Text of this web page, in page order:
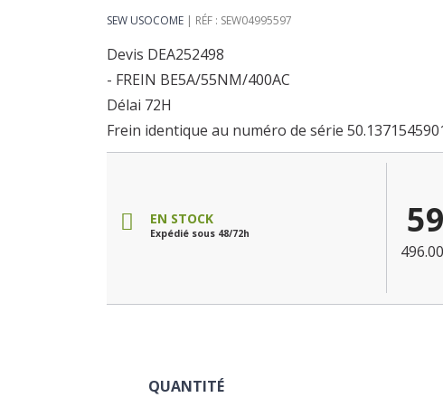
SEW USOCOME RÉF : SEW04995597
Devis DEA252498
- FREIN BE5A/55NM/400AC
Délai 72H
Frein identique au numéro de série
EN STOCK
Expédié sous 48/72h
QUANTITÉ